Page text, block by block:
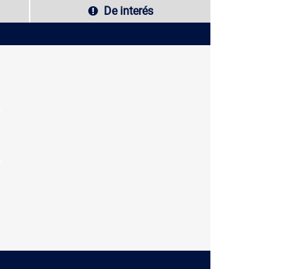
De interés